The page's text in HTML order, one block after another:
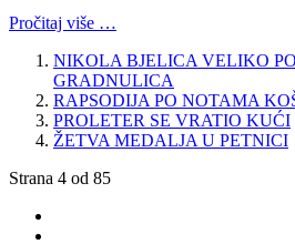
Pročitaj više …
NIKOLA BJELICA VELIKO
GRADNULICA
RAPSODIJA PO NOTAMA
PROLETER SE VRATIO KUĆI
ŽETVA MEDALJA U PETNICI
Strana 4 od 85